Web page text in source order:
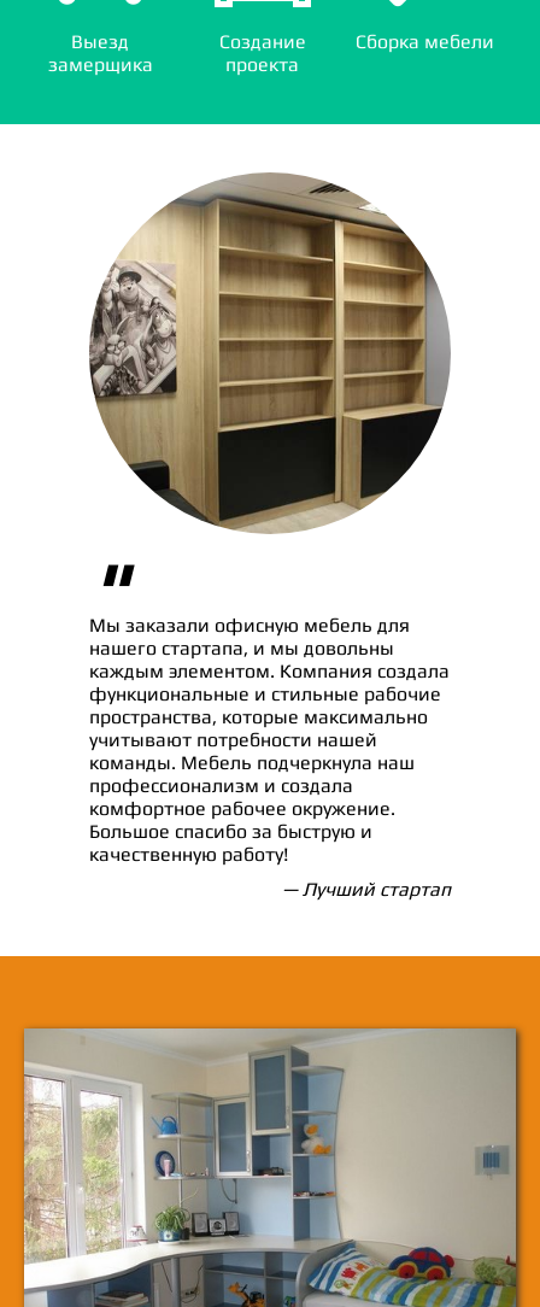
Выезд
замерщика
Создание
проекта
Сборка мебели
"
Мы заказали офисную мебель для
нашего стартапа, и мы довольны
каждым элементом. Компания создала
функциональные и стильные рабочие
пространства, которые максимально
учитывают потребности нашей
команды. Мебель подчеркнула наш
профессионализм и создала
комфортное рабочее окружение.
Большое спасибо за быструю и
качественную работу!
— Лучший стартап